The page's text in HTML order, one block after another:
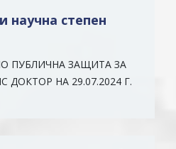
научна степен
ПУБЛИЧНА ЗАЩИТА ЗА
НА 29.07.2024 Г.